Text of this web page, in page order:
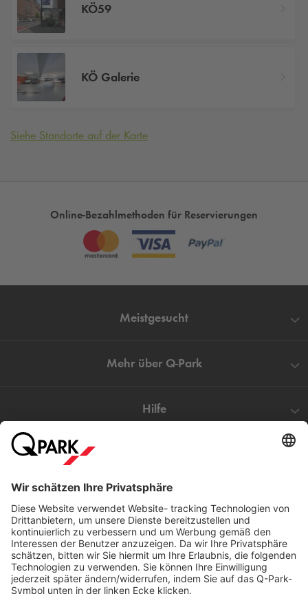
KÖ59
KÖ Galerie
Siehe Standorte auf der Karte
Online-Bezahlmethoden für Reservierungen
Meistgesucht
Mehr über Q-Park
Hilfe